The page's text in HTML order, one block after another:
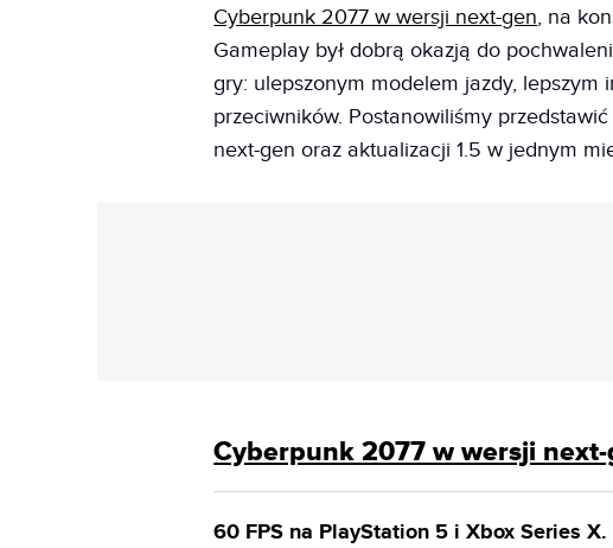
Cyberpunk 2077 w wersji next-gen, na
Gameplay był dobrą okazją do
gry: ulepszonym modelem jazdy,
przeciwników. Postanowiliśmy
next-gen oraz aktualizacji 1.5 w jednym
Cyberpunk 2077 w wersji
60 FPS na PlayStation 5 i Xbox Series X.